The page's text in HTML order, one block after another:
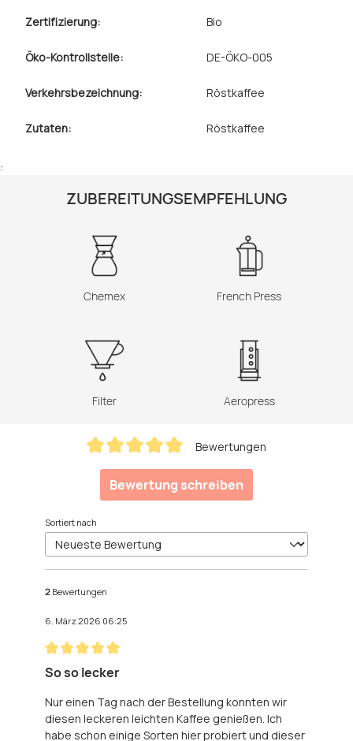
Zertifizierung: Bio
Öko-Kontrollstelle: DE-ÖKO-005
Verkehrsbezeichnung: Röstkaffee
Zutaten: Röstkaffee
:
ZUBEREITUNGSEMPFEHLUNG
Chemex French Press
Filter Aeropress
Bewertungen
Bewertung schreiben
Sortiert nach
2 Bewertungen
6. März 2026 06:25
Bewertung mit 5 von 5 Sternen
So so lecker
Nur einen Tag nach der Bestellung konnten wir
diesen leckeren leichten Kaffee genießen. Ich
habe schon einige Sorten hier probiert und dieser